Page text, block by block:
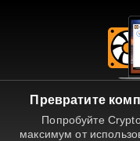
Превратите
Попробуйте
максимум от